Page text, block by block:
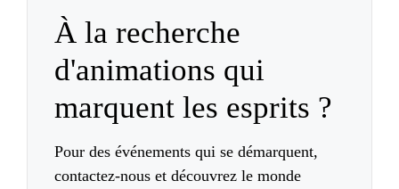
À la recherche
d'animations qui
marquent les esprits ?
Pour des événements qui se démarquent,
contactez-nous et découvrez le monde